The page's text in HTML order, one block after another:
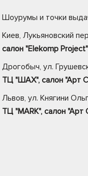
Шоурумы и точки
Киев, Лукьяновский
салон "Elekomp Project"
Дрогобыч, ул.
ТЦ "ШАХ", салон "Арт
Львов, ул. Княгини
ТЦ "MARK", салон "Арт